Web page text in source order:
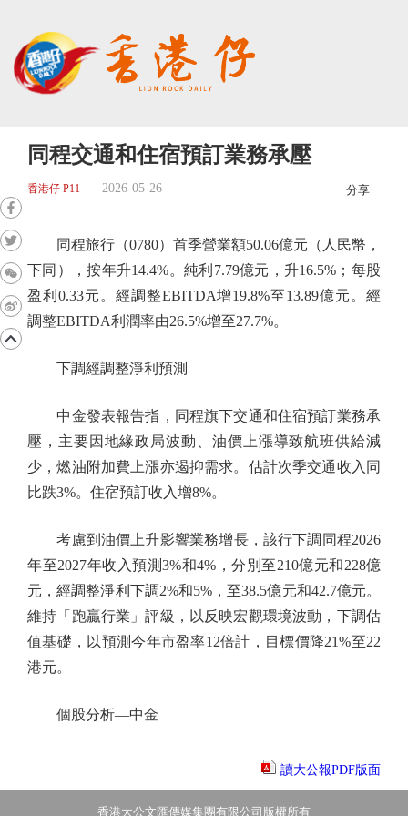
同程交通和住宿預訂業務承壓
香港仔 P11 2026-05-26 分享
同程旅行（0780）首季營業額50.06億元（人民幣，
下同），按年升14.4%。純利7.79億元，升16.5%；每股
盈利0.33元。經調整EBITDA增19.8%至13.89億元。經
調整EBITDA利潤率由26.5%增至27.7%。
下調經調整淨利預測
中金發表報告指，同程旗下交通和住宿預訂業務承
壓，主要因地緣政局波動、油價上漲導致航班供給減
少，燃油附加費上漲亦遏抑需求。估計次季交通收入同
比跌3%。住宿預訂收入增8%。
考慮到油價上升影響業務增長，該行下調同程2026
年至2027年收入預測3%和4%，分別至210億元和228億
元，經調整淨利下調2%和5%，至38.5億元和42.7億元。
維持「跑贏行業」評級，以反映宏觀環境波動，下調估
值基礎，以預測今年市盈率12倍計，目標價降21%至22
港元。
個股分析—中金
讀大公報PDF版面
香港大公文匯傳媒集團有限公司版權所有